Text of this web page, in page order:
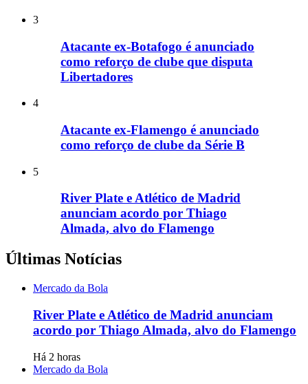
3
Atacante ex-Botafogo é anunciado
como reforço de clube que disputa
Libertadores
4
Atacante ex-Flamengo é anunciado
como reforço de clube da Série B
5
River Plate e Atlético de Madrid
anunciam acordo por Thiago
Almada, alvo do Flamengo
Últimas Notícias
Mercado da Bola
River Plate e Atlético de Madrid anunciam
acordo por Thiago Almada, alvo do Flamengo
Há 2 horas
Mercado da Bola